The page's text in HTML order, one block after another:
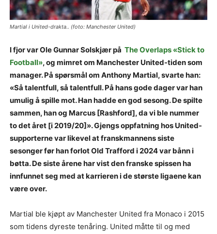
Martial i United-drakta.. (foto: Manchester United)
I fjor var Ole Gunnar Solskjær på The Overlaps «Stick to
Football», og mimret om Manchester United-tiden som
manager. På spørsmål om Anthony Martial, svarte han:
«Så talentfull, så talentfull. På hans gode dager var han
umulig å spille mot. Han hadde en god sesong. De spilte
sammen, han og Marcus [Rashford], da vi ble nummer
to det året [i 2019/20]». Gjengs oppfatning hos United-
supporterne var likevel at franskmannens siste
sesonger før han forlot Old Trafford i 2024 var bånn i
bøtta. De siste årene har vist den franske spissen ha
innfunnet seg med at karrieren i de største ligaene kan
være over.
Martial ble kjøpt av Manchester United fra Monaco i 2015
som tidens dyreste tenåring. United måtte til og med